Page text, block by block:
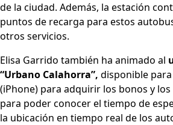
de la ciudad. Además, la estación
puntos de recarga para estos
otros servicios.
Elisa Garrido también ha animado al
“Urbano Calahorra”, disponible
(iPhone) para adquirir los bonos y
para poder conocer el tiempo de
la ubicación en tiempo real de los